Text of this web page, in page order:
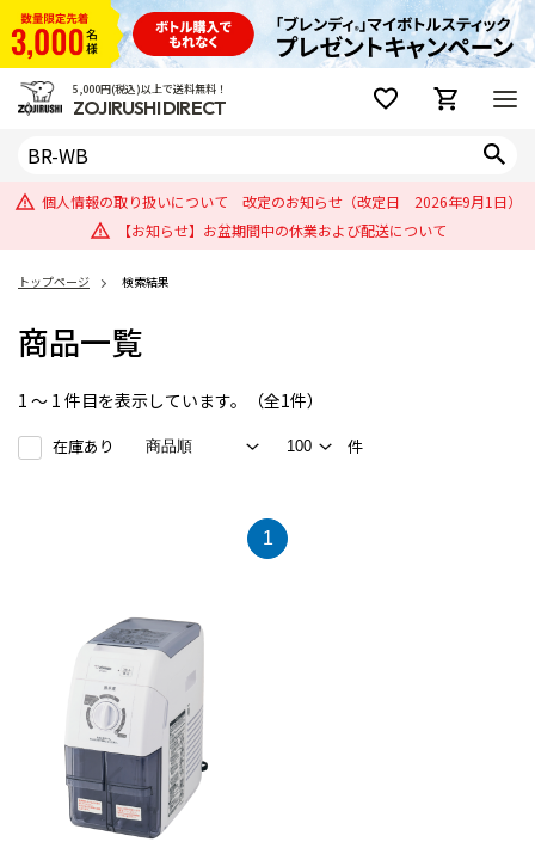
5,000円(税込)以上で送料無料！
ZOJIRUSHI DIRECT
個人情報の取り扱いについて 改定のお知らせ（改定日 2026年9月1日）
【お知らせ】お盆期間中の休業および配送について
トップページ 検索結果
商品一覧
1 ～ 1 件目を表示しています。（全1件）
在庫あり 件
1